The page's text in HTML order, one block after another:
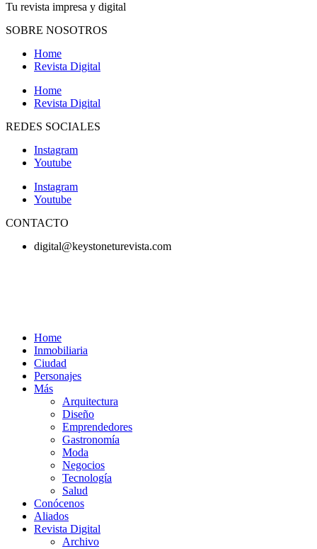
Tu revista impresa y digital
SOBRE NOSOTROS
Home
Revista Digital
Home
Revista Digital
REDES SOCIALES
Instagram
Youtube
Instagram
Youtube
CONTACTO
digital@keystoneturevista.com
Home
Inmobiliaria
Ciudad
Personajes
Más
Arquitectura
Diseño
Emprendedores
Gastronomía
Moda
Negocios
Tecnología
Salud
Conócenos
Aliados
Revista Digital
Archivo